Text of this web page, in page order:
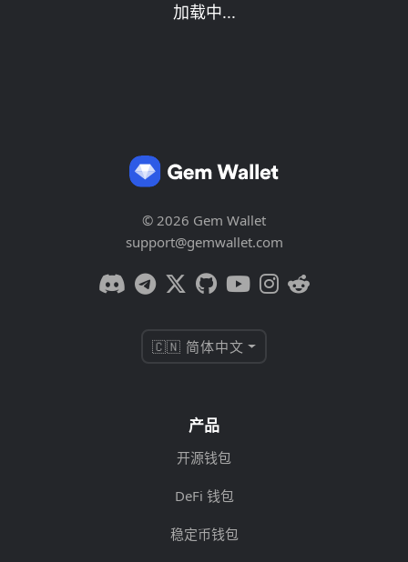
加载中...
© 2026 Gem Wallet
support@gemwallet.com
🇨🇳 简体中文
产品
开源钱包
DeFi 钱包
稳定币钱包